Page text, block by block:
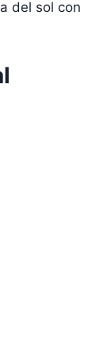
del sol con